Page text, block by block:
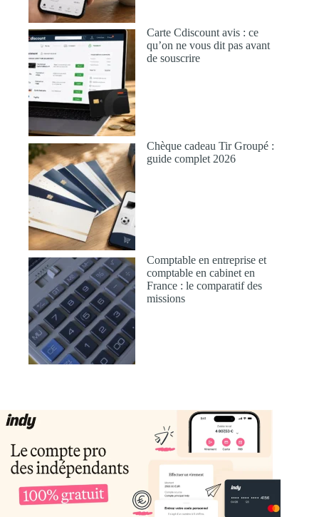
Carte Cdiscount avis : ce
qu’on ne vous dit pas avant
de souscrire
Chèque cadeau Tir Groupé :
guide complet 2026
Comptable en entreprise et
comptable en cabinet en
France : le comparatif des
missions